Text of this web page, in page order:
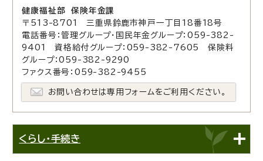
健康福祉部 保険年金課
〒513-8701 三重県鈴鹿市神戸一丁目18番18号
電話番号：管理グループ・国民年金グループ：059-382-
9401 資格給付グループ：059-382-7605 保険料
グループ：059-382-9290
ファクス番号：059-382-9455
お問い合わせは専用フォームをご利用ください。
くらし・手続き